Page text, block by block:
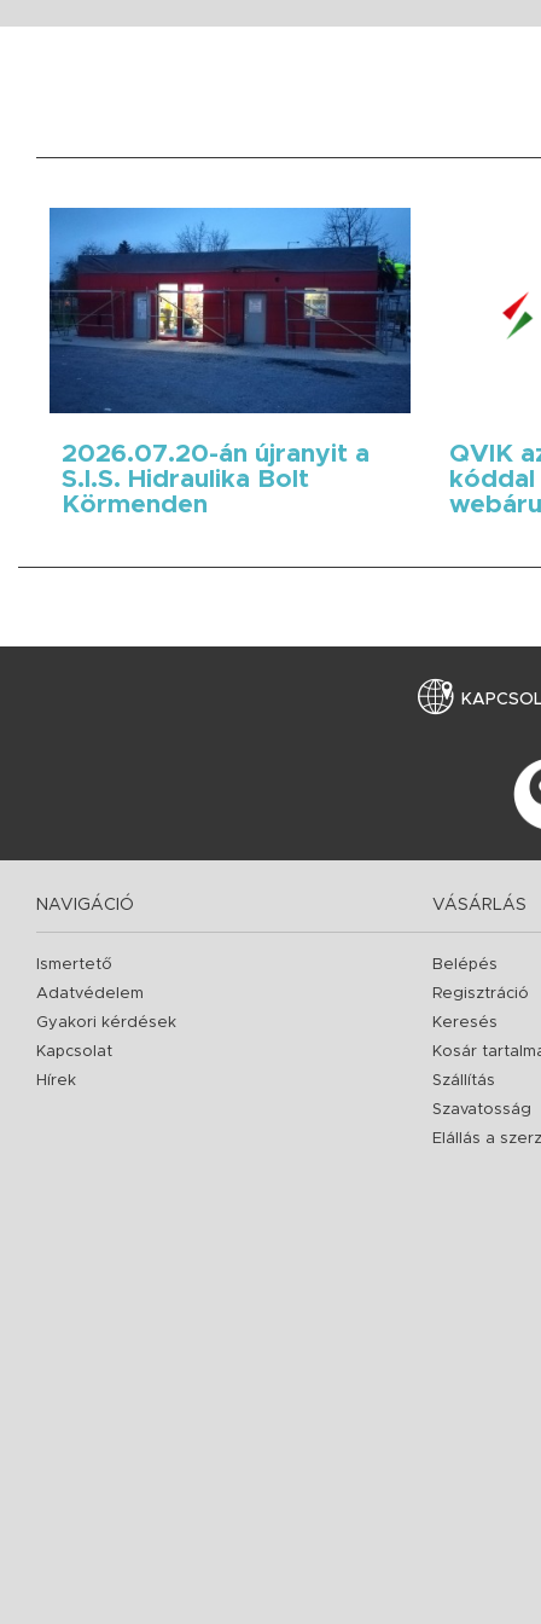
2026.07.20-án újranyit a
S.I.S. Hidraulika Bolt
Körmenden
QVIK
kóddal
NAVIGÁCIÓ
Ismertető
Adatvédelem
Gyakori kérdések
Kapcsolat
Hírek
VÁSÁRLÁS
Belépés
Regisztráció
Keresés
Kosár
Szállítás
Szavatosság
Elállás a